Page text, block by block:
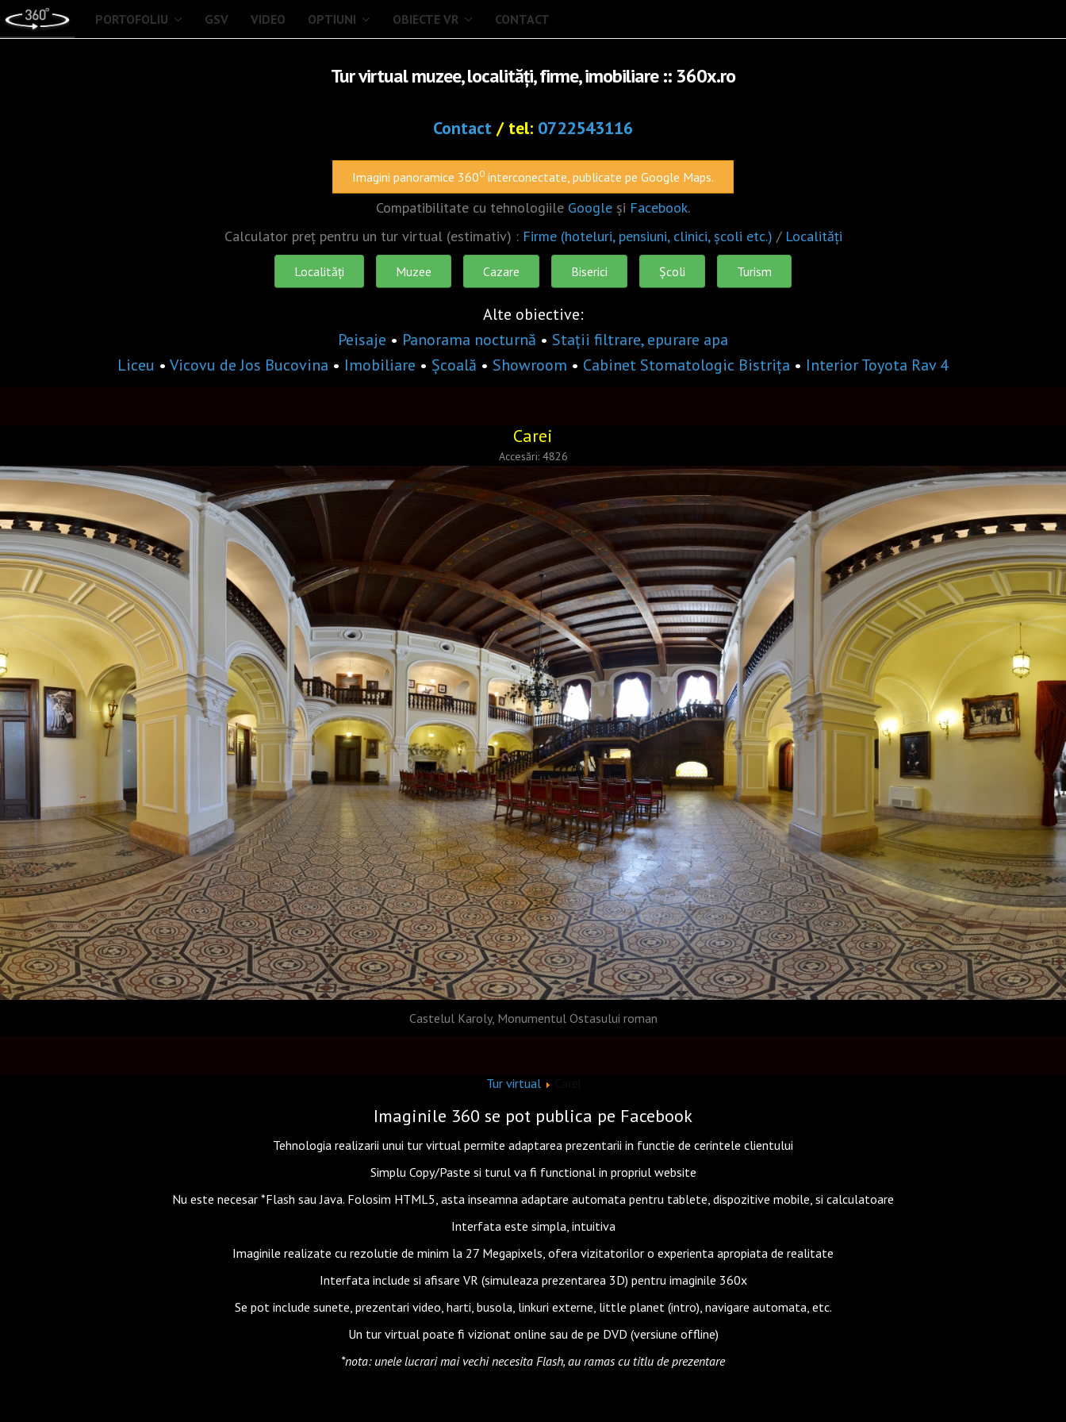
PORTOFOLIU GSV VIDEO OPTIUNI OBIECTE VR CONTACT
Tur virtual muzee, localități, firme, imobiliare :: 360x.ro
Contact / tel: 0722543116
Imagini panoramice 3600 interconectate, publicate pe Google Maps.
Compatibilitate cu tehnologiile Google și Facebook.
Calculator preț pentru un tur virtual (estimativ) : Firme (hoteluri, pensiuni, clinici, școli etc.) / Localități
Localități Muzee Cazare Biserici Școli Turism
Alte obiective:
Peisaje • Panorama nocturnă • Stații filtrare, epurare apa
Liceu • Vicovu de Jos Bucovina • Imobiliare • Școală • Showroom • Cabinet Stomatologic Bistrița • Interior Toyota Rav 4
Carei
Accesări: 4826
Castelul Karoly, Monumentul Ostasului roman
Tur virtual
Imaginile 360 se pot publica pe Facebook
Tehnologia realizarii unui tur virtual permite adaptarea prezentarii in functie de cerintele clientului
Simplu Copy/Paste si turul va fi functional in propriul website
Nu este necesar *Flash sau Java. Folosim HTML5, asta inseamna adaptare automata pentru tablete, dispozitive mobile, si calculatoare
Interfata este simpla, intuitiva
Imaginile realizate cu rezolutie de minim la 27 Megapixels, ofera vizitatorilor o experienta apropiata de realitate
Interfata include si afisare VR (simuleaza prezentarea 3D) pentru imaginile 360x
Se pot include sunete, prezentari video, harti, busola, linkuri externe, little planet (intro), navigare automata, etc.
Un tur virtual poate fi vizionat online sau de pe DVD (versiune offline)
*nota: unele lucrari mai vechi necesita Flash, au ramas cu titlu de prezentare